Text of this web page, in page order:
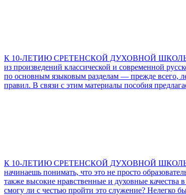
К 10-ЛЕТИЮ СРЕТЕНСКОЙ ДУХОВНОЙ
из произведений классической и современной
по основным языковым разделам — прежде всего,
правил. В связи с этим материалы пособия
К 10-ЛЕТИЮ СРЕТЕНСКОЙ ДУХОВНОЙ
начинаешь понимать, что это не просто
также высокие нравственные и духовные качества
смогу ли с честью пройти это служение? Нелегко